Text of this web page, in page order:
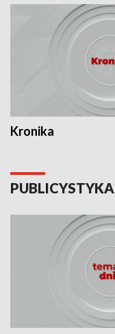
Kronika
PUBLICYSTYKA